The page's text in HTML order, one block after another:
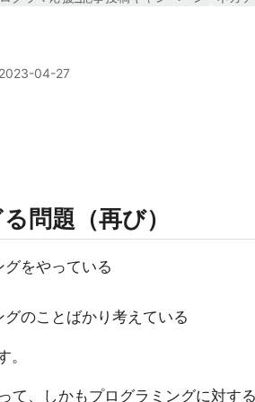
04-27
問題（再び）
をやっている
のことばかり考えている
て、しかもプログラミングに対する